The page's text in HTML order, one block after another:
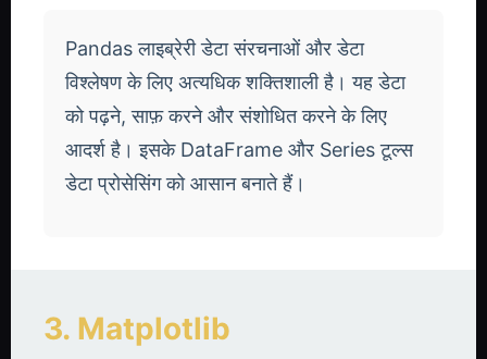
Pandas लाइब्रेरी डेटा संरचनाओं और डेटा
विश्लेषण के लिए अत्यधिक शक्तिशाली है। यह डेटा
को पढ़ने, साफ़ करने और संशोधित करने के लिए
आदर्श है। इसके DataFrame और Series टूल्स
डेटा प्रोसेसिंग को आसान बनाते हैं।
3. Matplotlib